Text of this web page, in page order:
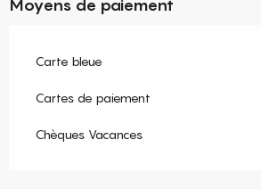
Moyens de paiement
Carte bleue
Cartes de paiement
Chèques Vacances